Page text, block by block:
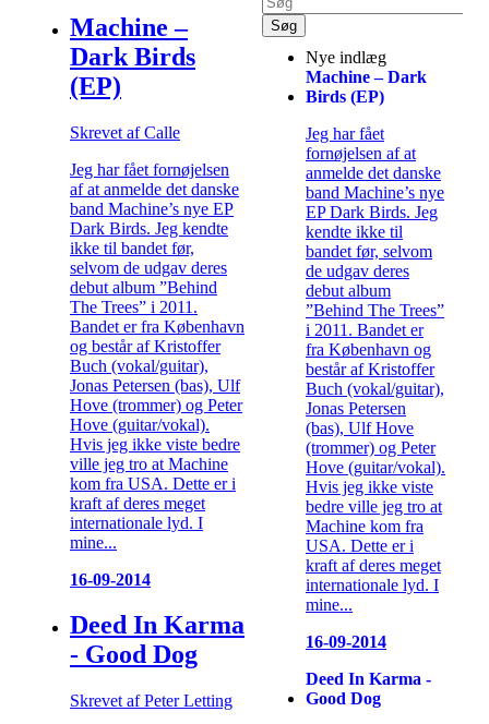
Machine –
Dark Birds
(EP)
Skrevet af Calle
Jeg har fået fornøjelsen
af at anmelde det danske
band Machine’s nye EP
Dark Birds. Jeg kendte
ikke til bandet før,
selvom de udgav deres
debut album ”Behind
The Trees” i 2011.
Bandet er fra København
og består af Kristoffer
Buch (vokal/guitar),
Jonas Petersen (bas), Ulf
Hove (trommer) og Peter
Hove (guitar/vokal).
Hvis jeg ikke viste bedre
ville jeg tro at Machine
kom fra USA. Dette er i
kraft af deres meget
internationale lyd. I
mine...
16-09-2014
Deed In Karma
- Good Dog
Skrevet af Peter Letting
Nye indlæg
Machine – Dark
Birds (EP)
Jeg har fået
fornøjelsen af at
anmelde det danske
band Machine’s nye
EP Dark Birds. Jeg
kendte ikke til
bandet før, selvom
de udgav deres
debut album
”Behind The Trees”
i 2011. Bandet er
fra København og
består af Kristoffer
Buch (vokal/guitar),
Jonas Petersen
(bas), Ulf Hove
(trommer) og Peter
Hove (guitar/vokal).
Hvis jeg ikke viste
bedre ville jeg tro at
Machine kom fra
USA. Dette er i
kraft af deres meget
internationale lyd. I
mine...
16-09-2014
Deed In Karma -
Good Dog